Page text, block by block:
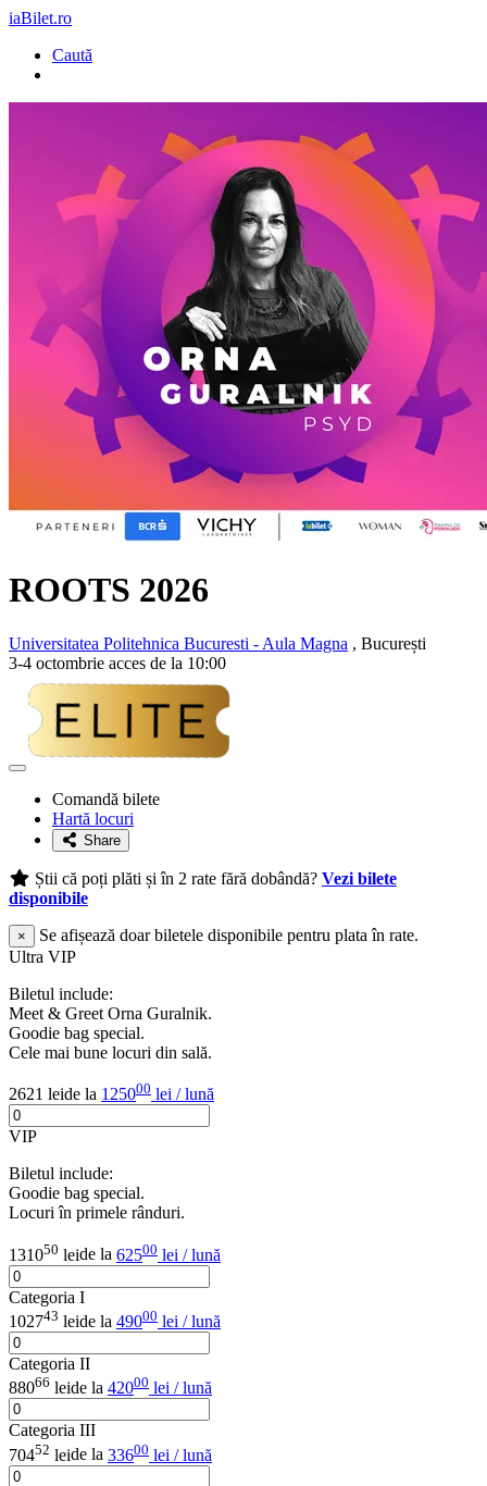
iaBilet.ro
Caută
ROOTS 2026
Universitatea Politehnica Bucuresti - Aula Magna , București
3-4 octombrie acces de la 10:00
Adaugă
favoriteComandă bilete
Hartă locuri
Share
Știi că poți plăti și în 2 rate fără dobândă? Vezi bilete
disponibile
×
Se afișează doar biletele disponibile pentru plata în rate.
Ultra VIP
Biletul include:
Meet & Greet Orna Guralnik.
Goodie bag special.
Cele mai bune locuri din sală.
2621 leide la 125000 lei / lună
VIP
Biletul include:
Goodie bag special.
Locuri în primele rânduri.
131050 leide la 62500 lei / lună
Categoria I
102743 leide la 49000 lei / lună
Categoria II
88066 leide la 42000 lei / lună
Categoria III
70452 leide la 33600 lei / lună